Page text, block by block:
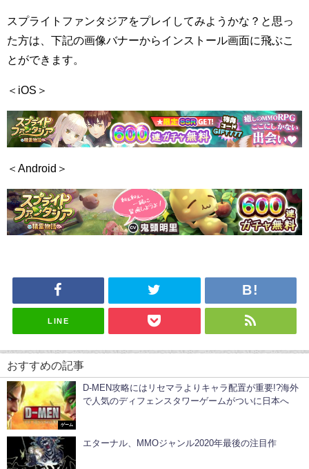
スプライトファンタジアをプレイしてみようかな？と思っ
た方は、下記の画像バナーからインストール画面に飛ぶこ
とができます。
＜iOS＞
＜Android＞
LINE
おすすめの記事
ゲーム
D-MEN攻略にはリセマラよりキャラ配置が重要!?海外
で人気のディフェンスタワーゲームがついに日本へ
エターナル、MMOジャンル2020年最後の注目作